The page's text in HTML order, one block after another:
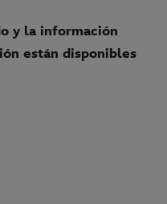
y la información
están disponibles